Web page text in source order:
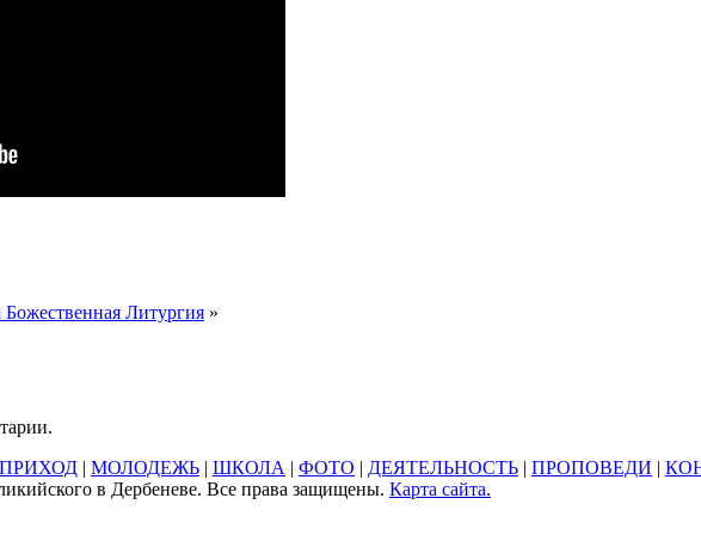
Литургия »
ПРИХОД | МОЛОДЕЖЬ | ШКОЛА | ФОТО | ДЕЯТЕЛЬНОСТЬ | ПРОПОВЕДИ |
в Дербеневе. Все права защищены. Карта сайта.